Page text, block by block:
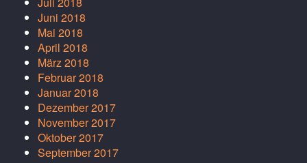
Juni 2018
Mai 2018
April 2018
März 2018
Februar 2018
Januar 2018
Dezember 2017
November 2017
Oktober 2017
September 2017